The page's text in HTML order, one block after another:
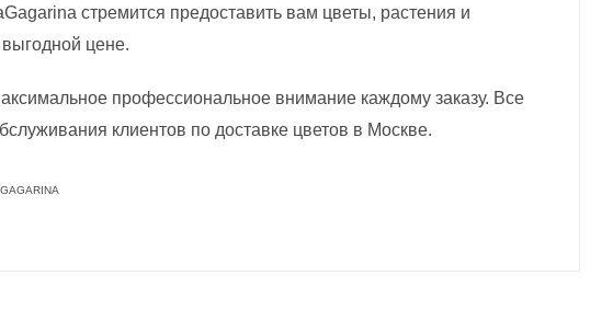
стремится предоставить вам цветы, растения и
цене.
профессиональное внимание каждому заказу. Все
клиентов по доставке цветов в Москве.